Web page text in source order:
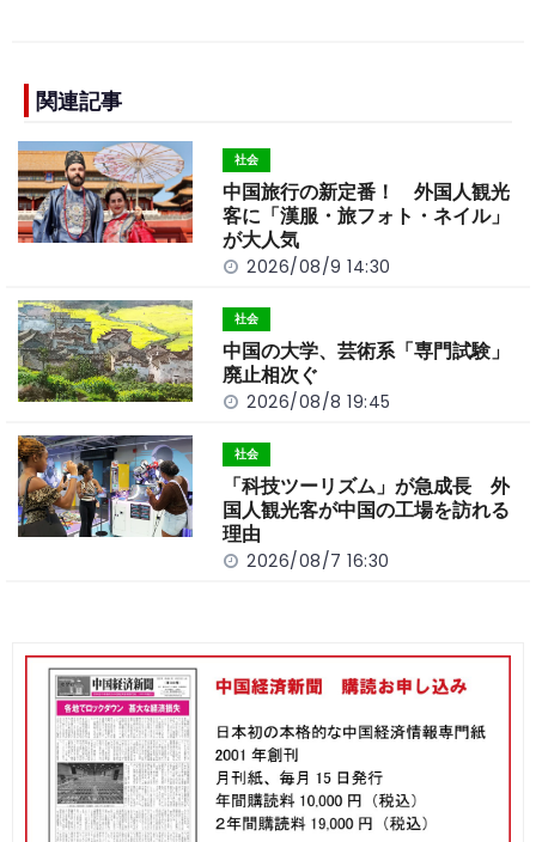
e
b
o
o
k
n
k
関連記事
社会
中国旅行の新定番！ 外国人観光
客に「漢服・旅フォト・ネイル」
が大人気
2026/08/9 14:30
社会
中国の大学、芸術系「専門試験」
廃止相次ぐ
2026/08/8 19:45
社会
「科技ツーリズム」が急成長 外
国人観光客が中国の工場を訪れる
理由
2026/08/7 16:30